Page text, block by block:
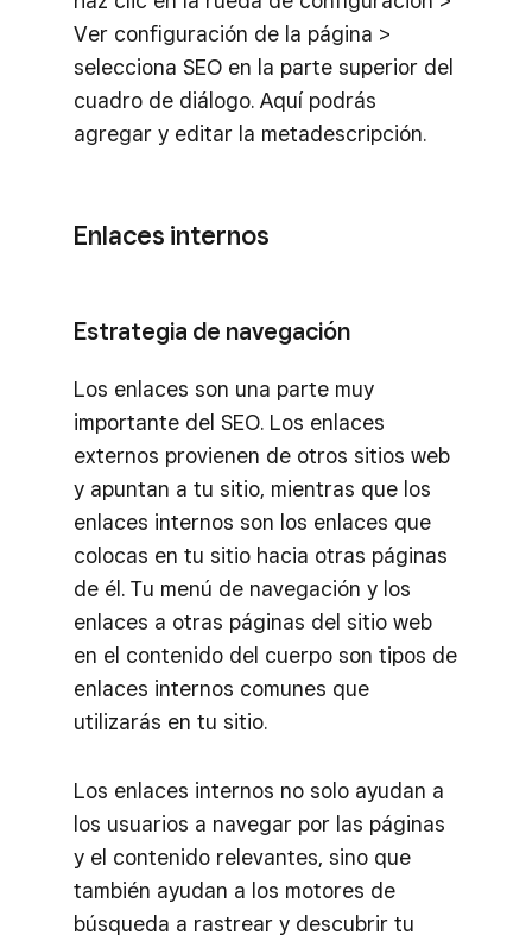
Ver configuración de la página >
selecciona SEO en la parte superior del
cuadro de diálogo. Aquí podrás
agregar y editar la metadescripción.
Enlaces internos
Estrategia de navegación
Los enlaces son una parte muy
importante del SEO. Los enlaces
externos provienen de otros sitios web
y apuntan a tu sitio, mientras que los
enlaces internos son los enlaces que
colocas en tu sitio hacia otras páginas
de él. Tu menú de navegación y los
enlaces a otras páginas del sitio web
en el contenido del cuerpo son tipos de
enlaces internos comunes que
utilizarás en tu sitio.
Los enlaces internos no solo ayudan a
los usuarios a navegar por las páginas
y el contenido relevantes, sino que
también ayudan a los motores de
búsqueda a rastrear y descubrir tu